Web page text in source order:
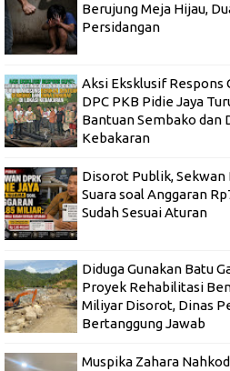
Berujung Meja Hijau,
Persidangan
Aksi Eksklusif Respons
DPC PKB Pidie Jaya
Bantuan Sembako dan
Kebakaran
Disorot Publik, Sekwan
Suara soal Anggaran
Sudah Sesuai Aturan
Diduga Gunakan Batu
Proyek Rehabilitasi
Miliyar Disorot, Dinas
Bertanggung Jawab
Muspika Zahara